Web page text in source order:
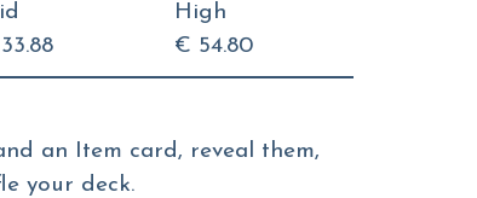
High
€ 54.80
an Item card, reveal them,
your deck.